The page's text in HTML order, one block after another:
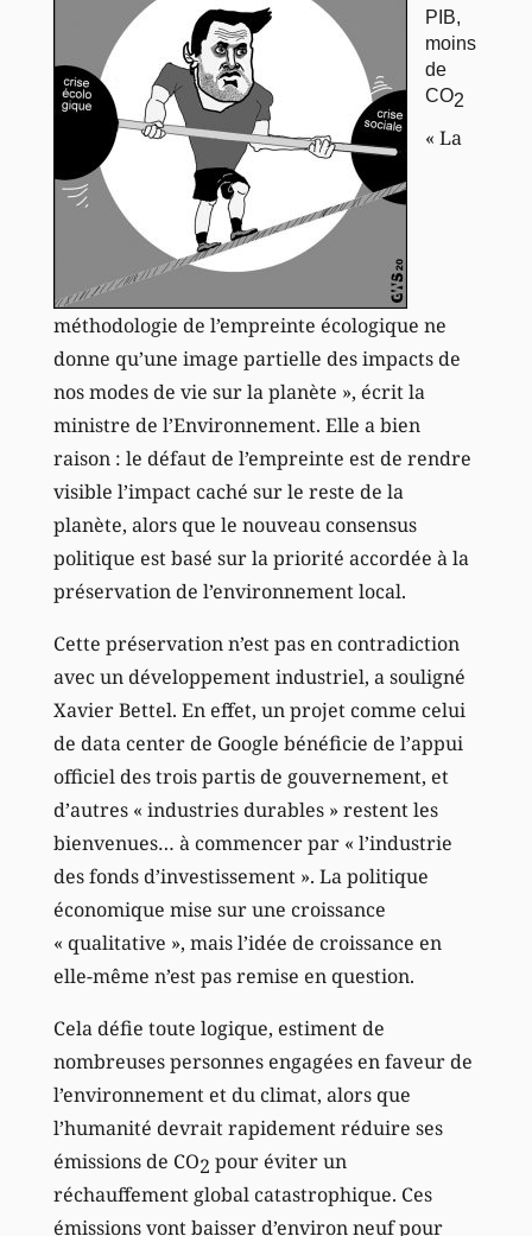
PIB,
moins
de
CO2
« La
méthodologie de l’empreinte écologique ne
donne qu’une image partielle des impacts de
nos modes de vie sur la planète », écrit la
ministre de l’Environnement. Elle a bien
raison : le défaut de l’empreinte est de rendre
visible l’impact caché sur le reste de la
planète, alors que le nouveau consensus
politique est basé sur la priorité accordée à la
préservation de l’environnement local.
Cette préservation n’est pas en contradiction
avec un développement industriel, a souligné
Xavier Bettel. En effet, un projet comme celui
de data center de Google bénéficie de l’appui
officiel des trois partis de gouvernement, et
d’autres « industries durables » restent les
bienvenues… à commencer par « l’industrie
des fonds d’investissement ». La politique
économique mise sur une croissance
« qualitative », mais l’idée de croissance en
elle-même n’est pas remise en question.
Cela défie toute logique, estiment de
nombreuses personnes engagées en faveur de
l’environnement et du climat, alors que
l’humanité devrait rapidement réduire ses
émissions de CO2 pour éviter un
réchauffement global catastrophique. Ces
émissions vont baisser d’environ neuf pour